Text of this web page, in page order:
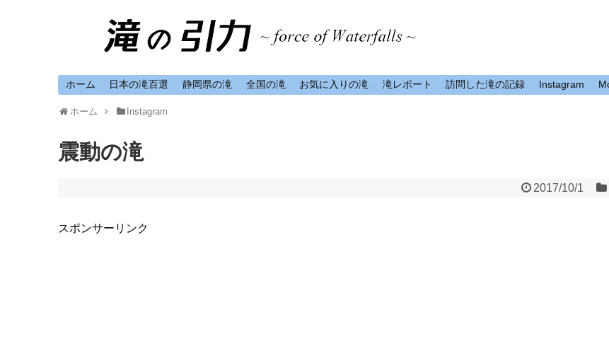
ホーム 日本の滝百選 静岡県の滝 全国の滝 お気に入りの滝 滝レポート 訪問した滝の記録 Instagram
ホーム Instagram
震動の滝
2017/10/1
スポンサーリンク